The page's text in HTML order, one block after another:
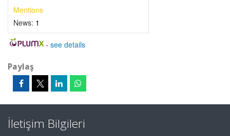
Mentions
News: 1
- see details
Paylaş
İletişim Bilgileri